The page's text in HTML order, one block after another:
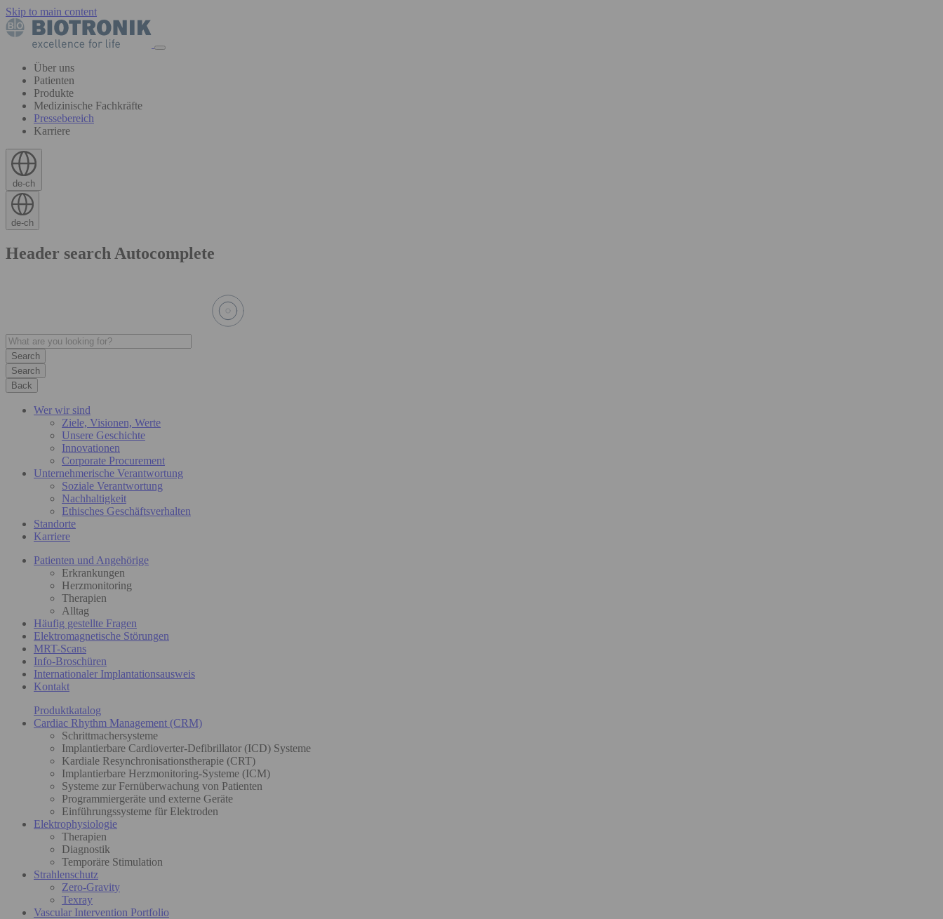
Skip to main content
Über uns
Patienten
Produkte
Medizinische Fachkräfte
Pressebereich
Karriere
de-ch
de-ch
Header search Autocomplete
Search
Back
Wer wir sind
Ziele, Visionen, Werte
Unsere Geschichte
Innovationen
Corporate Procurement
Unternehmerische Verantwortung
Soziale Verantwortung
Nachhaltigkeit
Ethisches Geschäftsverhalten
Standorte
Karriere
Patienten und Angehörige
Erkrankungen
Herzmonitoring
Therapien
Alltag
Häufig gestellte Fragen
Elektromagnetische Störungen
MRT-Scans
Info-Broschüren
Internationaler Implantationsausweis
Kontakt
Produktkatalog
Cardiac Rhythm Management (CRM)
Schrittmachersysteme
Implantierbare Cardioverter-Defibrillator (ICD) Systeme
Kardiale Resynchronisationstherapie (CRT)
Implantierbare Herzmonitoring-Systeme (ICM)
Systeme zur Fernüberwachung von Patienten
Programmiergeräte und externe Geräte
Einführungssysteme für Elektroden
Elektrophysiologie
Therapien
Diagnostik
Temporäre Stimulation
Strahlenschutz
Zero-Gravity
Texray
Vascular Intervention Portfolio